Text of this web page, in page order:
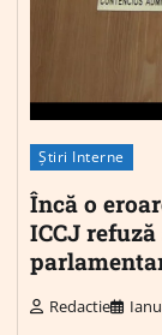
Știri Interne
Încă o
ICCJ
Redactie